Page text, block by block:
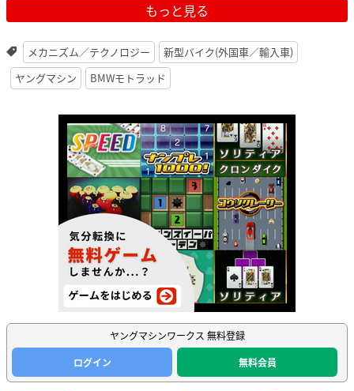
もっと見る
メカニズム／テクノロジー
新型バイク(外国車／輸入車)
ヤングマシン
BMWモトラッド
ヤングマシンワークス 無料登録
ログイン
無料会員